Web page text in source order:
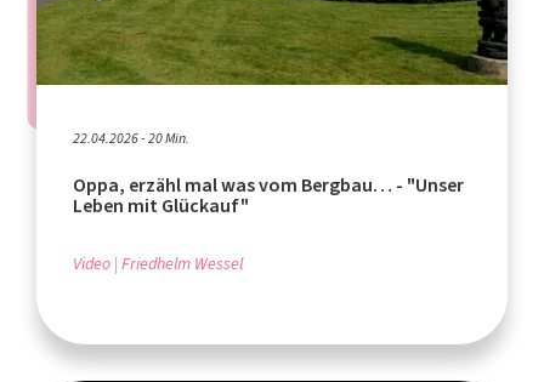
22.04.2026 - 20 Min.
Oppa, erzähl mal was vom Bergbau… - "Unser
Leben mit Glückauf"
Video Friedhelm Wessel